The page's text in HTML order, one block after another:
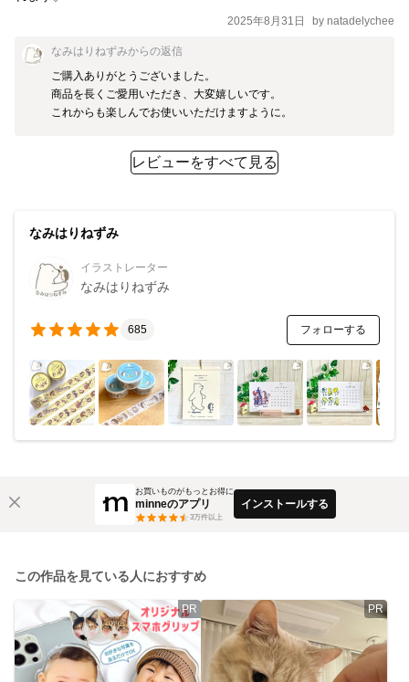
2025年8月31日 by natadelychee
なみはりねずみからの返信
ご購入ありがとうございました。
商品を長くご愛用いただき、大変嬉しいです。
これからも楽しんでお使いいただけますように。
レビューをすべて見る
なみはりねずみ
イラストレーター
なみはりねずみ
685 フォローする
お買いものがもっとお得に
minneのアプリ
3万件以上
インストールする
この作品を見ている人におすすめ
PR PR